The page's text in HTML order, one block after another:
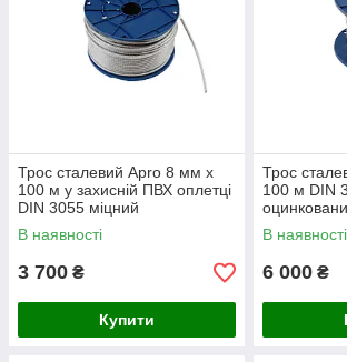
Трос сталевий Apro 8 мм х
100 м у захисній ПВХ оплетці
DIN 3055 міцний
буксирувальний трос
В наявності
3 700 ₴
Купити
Трос
100 м DIN
В наявності
6 000 ₴